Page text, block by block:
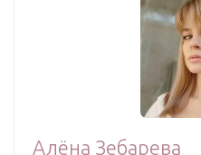
Алёна Зебарева